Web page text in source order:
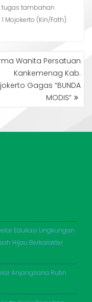
tugas tambahan
Mojokerto (Kin/Fath).
Wanita Persatuan
Kankemenag Kab.
Gagas “BUNDA
MODIS”
Edukasi Lingkungan
Hijau Berkarakter
Anjangsana Rutin